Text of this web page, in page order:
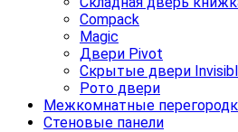
Compack
Magic
Двери Pivot
Скрытые двери
Рото двери
Межкомнатные
Стеновые панели